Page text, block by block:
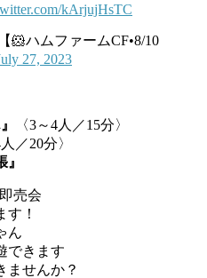
kArjujHsTC
🐹ハムファームCF•8/10
27, 2023
〈3～4人／15分〉
人／20分〉
売会
す！
ん
できます
ませんか？